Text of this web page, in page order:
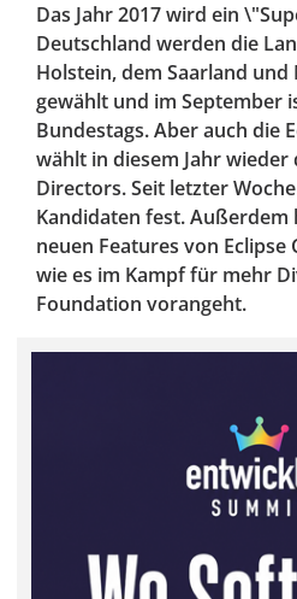
Das Jahr 2017 wird ein
Deutschland werden die
Holstein, dem Saarland
gewählt und im September
Bundestags. Aber auch die
wählt in diesem Jahr wieder
Directors. Seit letzter
Kandidaten fest. Außerdem
neuen Features von Eclipse
wie es im Kampf für mehr
Foundation vorangeht.